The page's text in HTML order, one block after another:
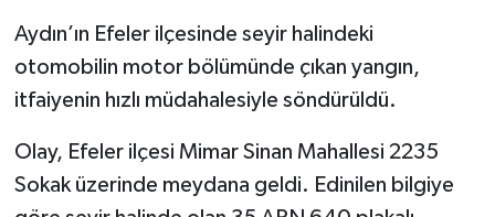
Aydın’ın Efeler ilçesinde seyir halindeki
otomobilin motor bölümünde çıkan yangın,
itfaiyenin hızlı müdahalesiyle söndürüldü.
Olay, Efeler ilçesi Mimar Sinan Mahallesi 2235
Sokak üzerinde meydana geldi. Edinilen bilgiye